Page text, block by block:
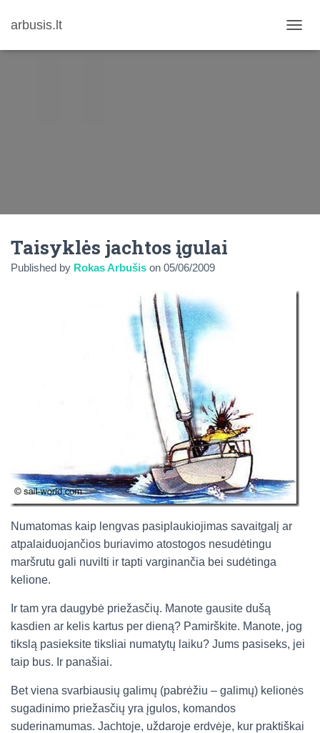
arbusis.lt
O
I
Taisyklės jachtos įgulai
Published by Rokas Arbušis on 05/06/2009
Numatomas kaip lengvas pasiplaukiojimas savaitgalį ar
atpalaiduojančios buriavimo atostogos nesudėtingu
maršrutu gali nuvilti ir tapti varginančia bei sudėtinga
kelione.
Ir tam yra daugybė priežasčių. Manote gausite dušą
kasdien ar kelis kartus per dieną? Pamirškite. Manote, jog
tikslą pasieksite tiksliai numatytų laiku? Jums pasiseks, jei
taip bus. Ir panašiai.
Bet viena svarbiausių galimų (pabrėžiu – galimų) kelionės
sugadinimo priežasčių yra įgulos, komandos
suderinamumas. Jachtoje, uždaroje erdvėje, kur praktiškai